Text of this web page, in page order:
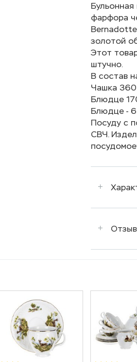
фарфора
золотой
Этот
штучно.
В состав
Чашка 360
Блюдце
Блюдце -
Посуду с
СВЧ.